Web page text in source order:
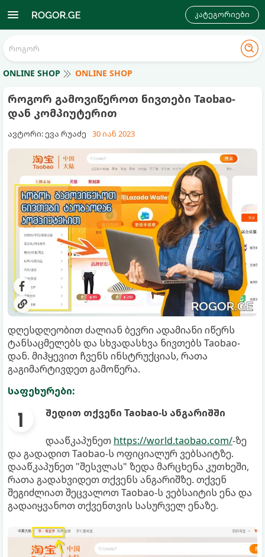
კატეგორიები
ONLINE SHOP ONLINE SHOP
როგორ გამოვიწეროთ ნივთები Taobao-
დან კომპიუტერით
ავტორი: ევა რუაძე 30 იან 2023
დღესდღეობით ძალიან ბევრი ადამიანი იწერს
ტანსაცმელებს და სხვადასხვა ნივთებს Taobao-
დან. მიჰყევით ჩვენს ინსტრუქციას, რათა
გაგიმარტივდეთ გამოწერა.
საფეხურები:
შედით თქვენი Taobao-ს ანგარიშში
დააწკაპუნეთ https://world.taobao.com/-ზე
და გადადით Taobao-ს ოფიციალურ ვებსაიტზე.
დააწკაპუნეთ "შესვლას" ზედა მარცხენა კუთხეში,
რათა გადახვიდეთ თქვენს ანგარიშზე. თქვენ
შეგიძლიათ შეცვალოთ Taobao-ს ვებსაიტის ენა და
გადაიყვანოთ თქვენთვის სასურველ ენაზე.